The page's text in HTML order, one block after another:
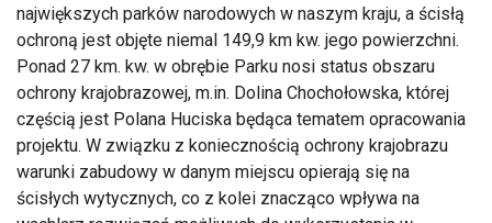
największych parków narodowych w naszym kraju, a ścisłą
ochroną jest objęte niemal 149,9 km kw. jego powierzchni.
Ponad 27 km. kw. w obrębie Parku nosi status obszaru
ochrony krajobrazowej, m.in. Dolina Chochołowska, której
częścią jest Polana Huciska będąca tematem opracowania
projektu. W związku z koniecznością ochrony krajobrazu
warunki zabudowy w danym miejscu opierają się na
ścisłych wytycznych, co z kolei znacząco wpływa na